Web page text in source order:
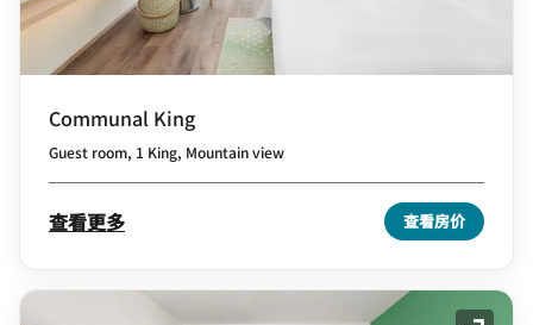
Communal King
Guest room, 1 King, Mountain view
查看更多 查看房价